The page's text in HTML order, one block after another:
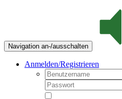
Navigation an-/ausschalten
Anmelden/Registrieren